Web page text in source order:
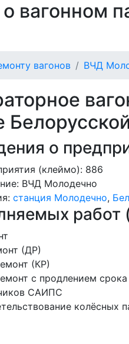
вагонном
вагонов ВЧД
о
(клеймо): 886
ВЧД Молодечно
станция Молодечно,
работ
(ДР)
(КР)
с продлением
САИПС
колёсных